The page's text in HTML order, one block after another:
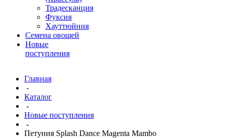
Традесканция
Фуксия
Хауттюйния
Семена овощей
Новые
поступления
Главная
-
Каталог
-
Новые поступления
-
Петуния Splash Dance Magenta Mambo